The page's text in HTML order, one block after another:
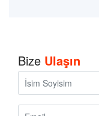
Bize Ulaşın